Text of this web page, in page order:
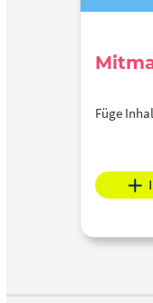
Füge